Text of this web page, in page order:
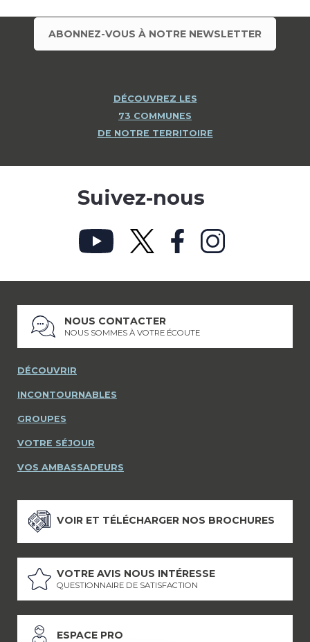
ABONNEZ-VOUS À NOTRE NEWSLETTER
DÉCOUVREZ LES
73 COMMUNES
DE NOTRE TERRITOIRE
Suivez-nous
NOUS CONTACTER
NOUS SOMMES À VOTRE ÉCOUTE
DÉCOUVRIR
INCONTOURNABLES
GROUPES
VOTRE SÉJOUR
VOS AMBASSADEURS
VOIR ET TÉLÉCHARGER NOS BROCHURES
VOTRE AVIS NOUS INTÉRESSE
QUESTIONNAIRE DE SATISFACTION
ESPACE PRO